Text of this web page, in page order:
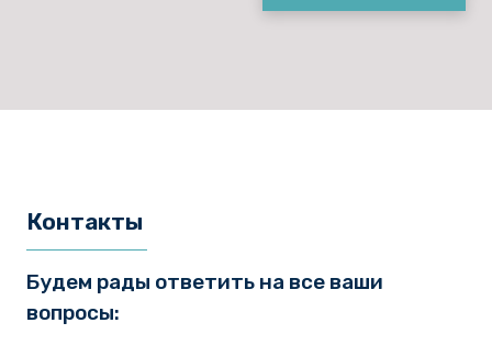
Контакты
Будем рады ответить на все ваши
вопросы: